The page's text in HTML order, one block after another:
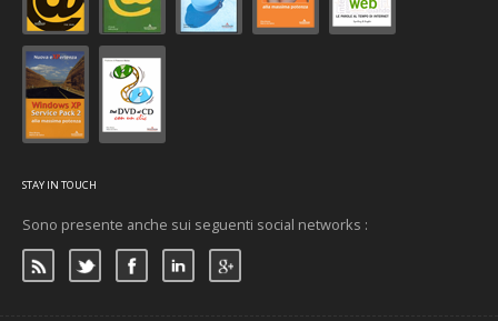
STAY IN TOUCH
Sono presente anche sui seguenti social networks :